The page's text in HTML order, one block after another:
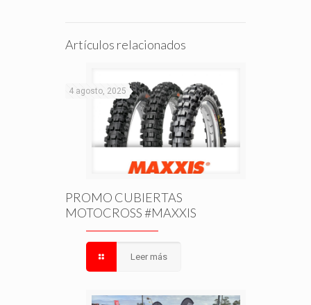
Artículos relacionados
4 agosto, 2025
PROMO CUBIERTAS
MOTOCROSS #MAXXIS
Leer más